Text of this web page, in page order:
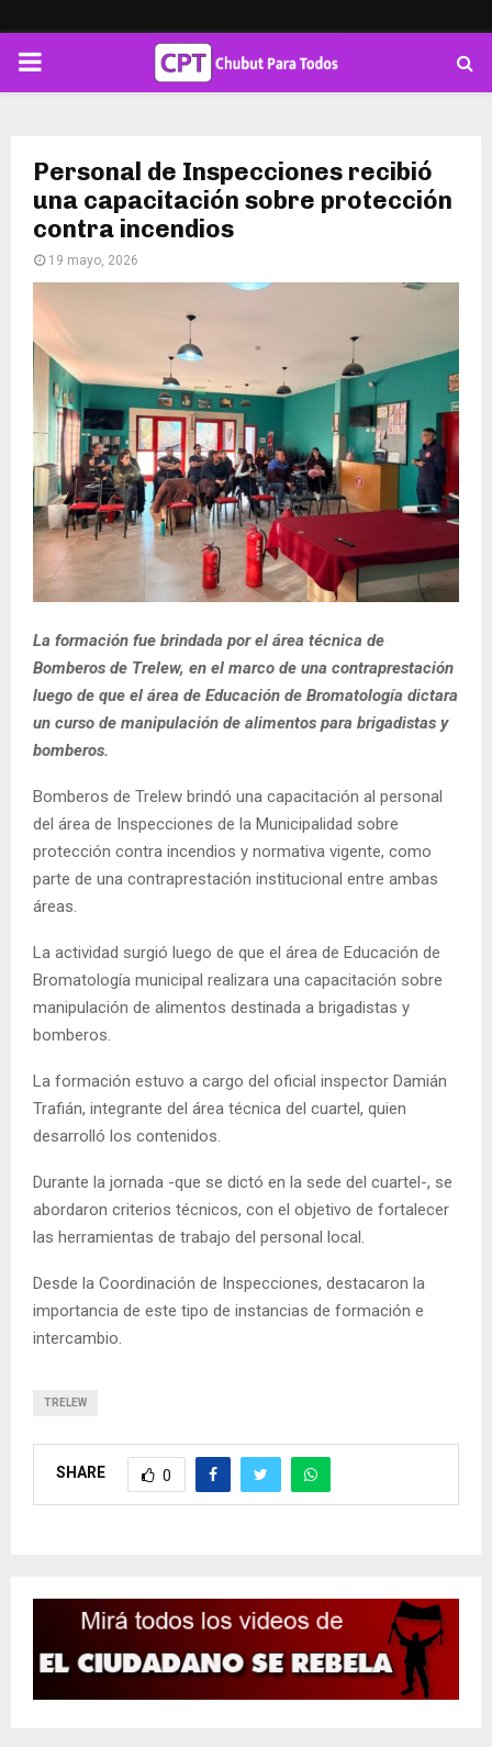
PRIMARY
Personal de Inspecciones recibió
una capacitación sobre protección
contra incendios
19 mayo, 2026
La formación fue brindada por el área técnica de
Bomberos de Trelew, en el marco de una contraprestación
luego de que el área de Educación de Bromatología dictara
un curso de manipulación de alimentos para brigadistas y
bomberos.
Bomberos de Trelew brindó una capacitación al personal
del área de Inspecciones de la Municipalidad sobre
protección contra incendios y normativa vigente, como
parte de una contraprestación institucional entre ambas
áreas.
La actividad surgió luego de que el área de Educación de
Bromatología municipal realizara una capacitación sobre
manipulación de alimentos destinada a brigadistas y
bomberos.
La formación estuvo a cargo del oficial inspector Damián
Trafián, integrante del área técnica del cuartel, quien
desarrolló los contenidos.
Durante la jornada -que se dictó en la sede del cuartel-, se
abordaron criterios técnicos, con el objetivo de fortalecer
las herramientas de trabajo del personal local.
Desde la Coordinación de Inspecciones, destacaron la
importancia de este tipo de instancias de formación e
intercambio.
TRELEW
SHARE 0